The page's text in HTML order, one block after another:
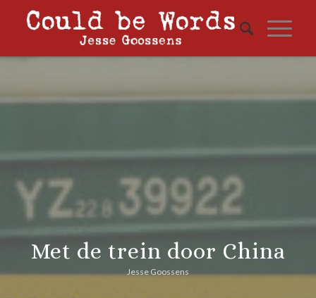
Met de trein door China
Jesse Goossens